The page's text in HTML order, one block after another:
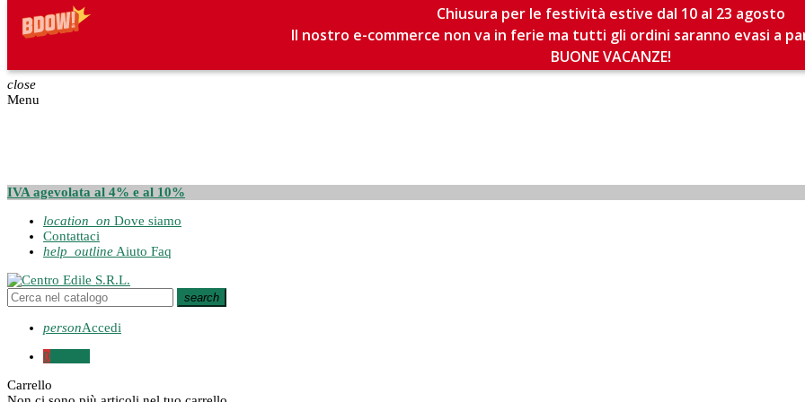
Chiusura per le festività estive dal 10 al 23 agosto
Il nostro e-commerce non va in ferie ma tutti gli ordini saranno evasi a
BUONE VACANZE!
close
Menu
IVA agevolata al 4% e al 10%
location_on Dove siamo
Contattaci
help_outline Aiuto Faq
search
personAccedi
0
Carrello